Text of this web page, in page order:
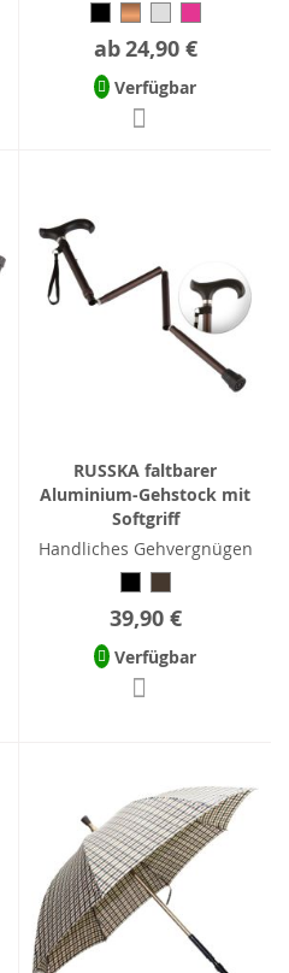
ab24,90 €
Verfügbar
RUSSKA faltbarer
Aluminium-Gehstock mit
Softgriff
Handliches Gehvergnügen
39,90 €
Verfügbar